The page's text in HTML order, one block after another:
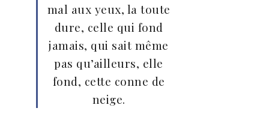
mal aux yeux, la toute
dure, celle qui fond
jamais, qui sait même
pas qu’ailleurs, elle
fond, cette conne de
neige.